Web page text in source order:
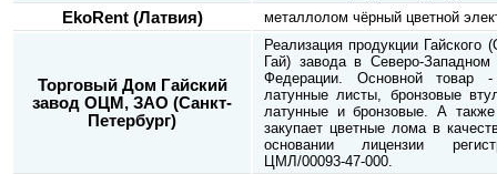
EkoRent (Латвия) металлолом чёрный цветной
Торговый Дом Гайский
завод ОЦМ, ЗАО (Санкт-
Петербург)
Реализация продукции Гайского
Гай) завода в Северо-Западном
Федерации. Основной товар
латунные листы, бронзовые
латунные и бронзовые. А
закупает цветные лома в
основании лицензии
ЦМЛ/00093-47-000.